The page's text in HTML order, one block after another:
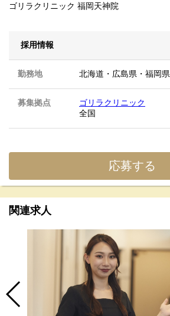
ゴリラクリニック 福岡天神院
採用情報
勤務地 北海道 ・ 広島県 ・ 福岡県
募集拠点
ゴリラクリニック
全国
応募する
関連求人